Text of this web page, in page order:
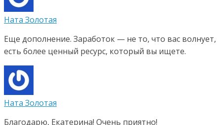
Ната Золотая
Еще дополнение. Заработок — не то, что вас волнует,
есть более ценный ресурс, который вы ищете.
Ната Золотая
Благодарю, Екатерина! Очень приятно!